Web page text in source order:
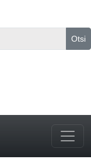
Otsi